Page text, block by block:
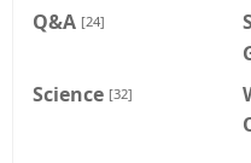
Q&A [24]
Science [32]